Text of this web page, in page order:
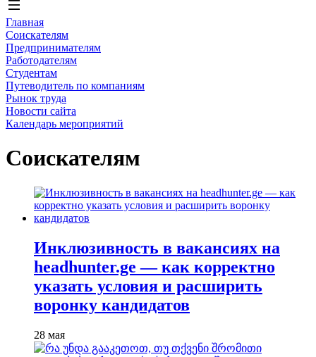
Главная
Соискателям
Предпринимателям
Работодателям
Студентам
Путеводитель по компаниям
Рынок труда
Новости сайта
Календарь мероприятий
Соискателям
Инклюзивность в вакансиях на
headhunter.ge — как корректно
указать условия и расширить
воронку кандидатов
28 мая